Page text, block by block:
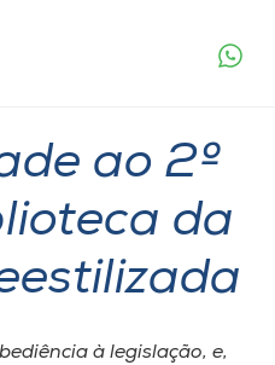
ao 2º
da
à legislação, e,